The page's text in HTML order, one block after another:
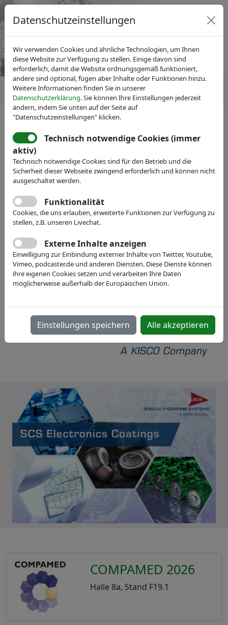
IVAM Fachverband für Mikrotechnik
Veranstaltungen
Specialty Coating Systems -
World Headquarters
Führender Anbieter für konforme
Beschichtungsservices und Technologien
Webseite
COMPAMED 2026
Halle 8a, Stand F19.1
Datenschutzeinstellungen
Wir verwenden Cookies und ähnliche Technologien, um Ihnen
diese Website zur Verfügung zu stellen. Einige davon sind
erforderlich, damit die Website ordnungsgemäß funktioniert,
andere sind optional, fügen aber Inhalte oder Funktionen hinzu.
Weitere Informationen finden Sie in unserer
Datenschutzerklärung. Sie können Ihre Einstellungen jederzeit
ändern, indem Sie unten auf der Seite auf
"Datenschutzeinstellungen" klicken.
Technisch notwendige Cookies (immer
aktiv)
Technisch notwendige Cookies sind für den Betrieb und die
Sicherheit dieser Webseite zwingend erforderlich und können nicht
ausgeschaltet werden.
Funktionalität
Cookies, die uns erlauben, erweiterte Funktionen zur Verfügung zu
stellen, z.B. unseren Livechat.
Externe Inhalte anzeigen
Einwilligung zur Einbindung externer Inhalte von Twitter, Youtube,
Vimeo, podcaster.de und anderen Diensten. Diese Dienste können
ihre eigenen Cookies setzen und verarbeiten Ihre Daten
möglicherweise außerhalb der Europäischen Union.
Einstellungen speichern Alle akzeptieren